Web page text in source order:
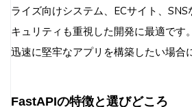
ライズ向けシステム、ECサイト、
キュリティも重視した開発に最適です
迅速に堅牢なアプリを構築したい場合
FastAPIの特徴と選びどころ